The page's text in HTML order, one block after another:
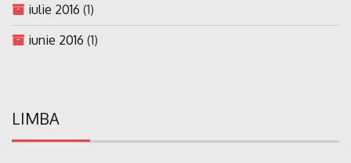
iulie 2016 (1)
iunie 2016 (1)
LIMBA